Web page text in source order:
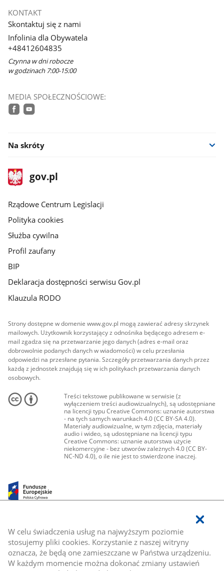
W celu świadczenia usług na najwyższym poziomie
stosujemy pliki cookies. Korzystanie z naszej witryny
oznacza, że będą one zamieszczane w Państwa urządzeniu.
W każdym momencie można dokonać zmiany ustawień
nowym
oknie
KONTAKT
Skontaktuj się z nami
Infolinia dla Obywatela
+48412604835
Czynna w dni robocze
w godzinach 7:00-15:00
MEDIA SPOŁECZNOŚCIOWE:
Na skróty
stopka
gov.plStrona
gov.pl
Rządowe Centrum Legislacji
Polityka cookies
Służba cywilna
Profil zaufany
BIP
Deklaracja dostępności serwisu Gov.pl
Klauzula RODO
Strony dostępne w domenie www.gov.pl mogą zawierać adresy skrzynek
mailowych. Użytkownik korzystający z odnośnika będącego adresem e-
mail zgadza się na przetwarzanie jego danych (adres e-mail oraz
dobrowolnie podanych danych w wiadomości) w celu przesłania
odpowiedzi na przesłane pytania. Szczegóły przetwarzania danych przez
każdą z jednostek znajdują się w ich politykach przetwarzania danych
osobowych.
Treści tekstowe publikowane w serwisie (z
wyłączeniem treści audiowizualnych), są udostępniane
na licencji typu Creative Commons: uznanie autorstwa
- na tych samych warunkach 4.0 (CC BY-SA 4.0).
Materiały audiowizualne, w tym zdjęcia, materiały
audio i wideo, są udostępniane na licencji typu
Creative Commons: uznanie autorstwa użycie
niekomercyjne - bez utworów zależnych 4.0 (CC BY-
NC-ND 4.0), o ile nie jest to stwierdzone inaczej.